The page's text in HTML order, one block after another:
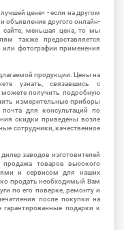
цене» - если на другом
объявление другого онлайн-
сайте, меньшая цена, то мы
также предоставляется
или фотографии применения
продукции. Цены на
узнать, связавшись с
получить подробную
измерительные приборы
для консультаций по
скидки приведены возле
сотрудники, качественное
заводов изготовителей
товаров высокого
и сервисом для наших
продать необходимый Вам
по его поверке, ремонту и
после покупки на
подарки к